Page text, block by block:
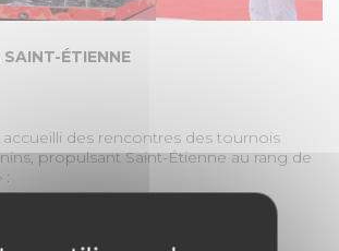
ÉTIENNE
accueilli des rencontres des tournois
propulsant Saint-Étienne au rang de
:
à 15h : groupe B masculin –